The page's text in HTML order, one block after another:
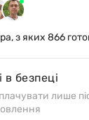
за чистотою
з яких 866
в безпеці
лише